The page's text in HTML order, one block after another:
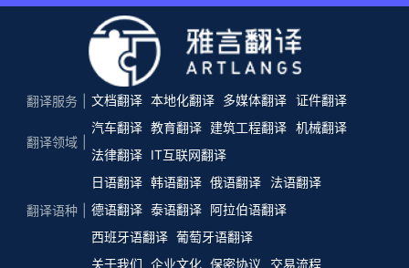
翻译服务 文档翻译 本地化翻译 多媒体翻译 证件翻译
翻译领域
汽车翻译 教育翻译 建筑工程翻译 机械翻译
法律翻译
IT互联网翻译
翻译语种
日语翻译 韩语翻译 俄语翻译
法语翻译
德语翻译 泰语翻译 阿拉伯语翻译
西班牙语翻译 葡萄牙语翻译
关于我们 企业文化 保密协议 交易流程